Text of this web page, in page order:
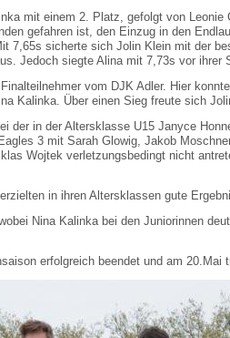
mit einem 2. Platz, gefolgt von
gefahren ist, den Einzug in den
7,65s sicherte sich Jolin Klein mit der
Jedoch siegte Alina mit 7,73s vor ihrer
vom DJK Adler. Hier
Kalinka. Über einen Sieg freute sich
der in der Altersklasse U15 Janyce
3 mit Sarah Glowig, Jakob
Wojtek verletzungsbedingt nicht
in ihren Altersklassen gute
Nina Kalinka bei den Juniorinnen
erfolgreich beendet und am